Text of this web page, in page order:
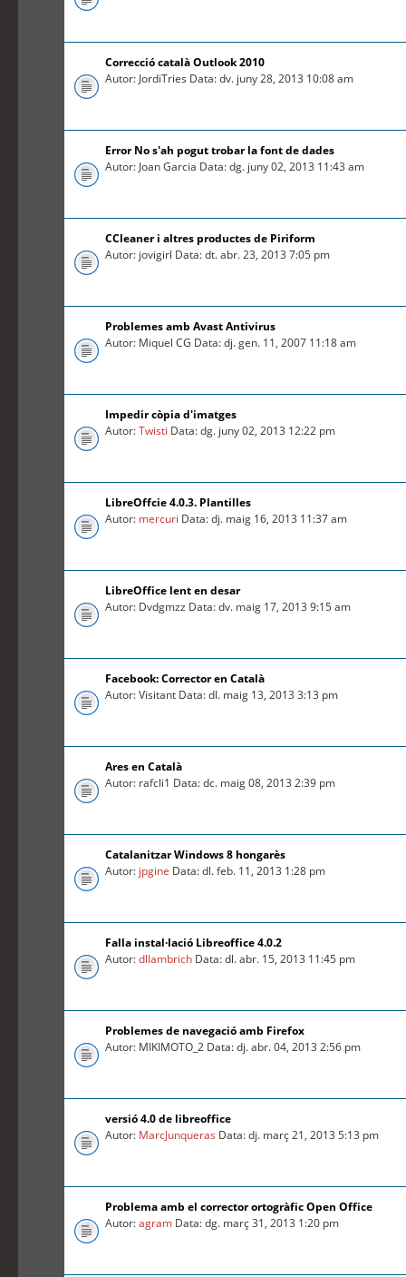
Correcció català Outlook 2010
Autor: JordiTries Data: dv. juny 28, 2013 10:08 am
Error No s'ah pogut trobar la font de dades
Autor: Joan Garcia Data: dg. juny 02, 2013 11:43 am
CCleaner i altres productes de Piriform
Autor: jovigirl Data: dt. abr. 23, 2013 7:05 pm
Problemes amb Avast Antivirus
Autor: Miquel CG Data: dj. gen. 11, 2007 11:18 am
Impedir còpia d'imatges
Autor:Twisti Data: dg. juny 02, 2013 12:22 pm
LibreOffcie 4.0.3. Plantilles
Autor: mercuri Data: dj. maig 16, 2013 11:37 am
LibreOffice lent en desar
Autor: Dvdgmzz Data: dv. maig 17, 2013 9:15 am
Facebook: Corrector en Català
Autor: Visitant Data: dl. maig 13, 2013 3:13 pm
Ares en Català
Autor: rafcli1 Data: dc. maig 08, 2013 2:39 pm
Catalanitzar Windows 8 hongarès
Autor: jpgine Data: dl. feb. 11, 2013 1:28 pm
Falla instal·lació Libreoffice 4.0.2
Autor:dllambrich Data: dl. abr. 15, 2013 11:45 pm
Problemes de navegació amb Firefox
Autor: MIKIMOTO_2 Data: dj. abr. 04, 2013 2:56 pm
versió 4.0 de libreoffice
Autor: MarcJunqueras Data: dj. març 21, 2013 5:13 pm
Problema amb el corrector ortogràfic Open Office
Autor:agram Data: dg. març 31, 2013 1:20 pm